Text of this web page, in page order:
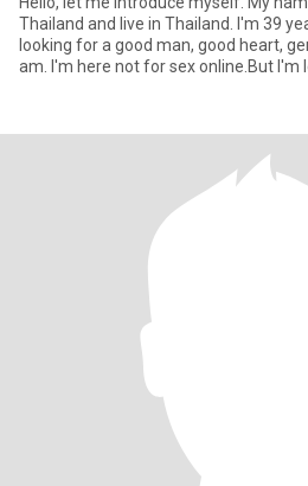
Thailand and live in Thailand. I'm 39
looking for a good man, good heart,
am. I'm here not for sex online.But I'm